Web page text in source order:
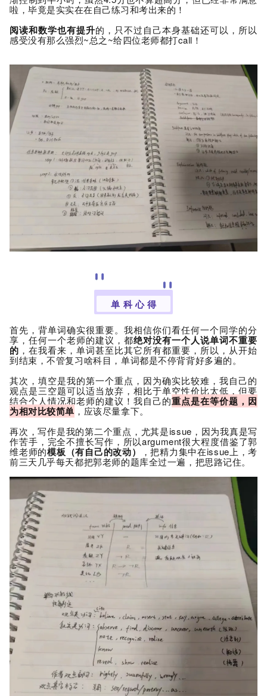
啦，毕竟是实实在在自己练习和考出来的！
阅读和数学也有提升的，只不过自己本身基础还可以，所以
感受没有那么强烈~总之~给四位老师都打call！
单 科 心 得
首先，背单词确实很重要。我相信你们看任何一个同学的分
享，任何一个老师的建议，都绝对没有一个人说单词不重要
的 ，在我看来，单词甚至比其它所有都重要，所以，从开始
到结束，不管复习啥科目，单词都是不停背背好多遍的。
其次，填空是我的第一个重点，因为确实比较难，我自己的
观点是三空题可以适当放弃，相比于单空性价比太低，但要
结合个人情况和老师的建议！我自己的重点是在等价题，因
为相对比较简单 ，应该尽量拿下。
再次，写作是我的第二个重点， 尤其是issue， 因为我真是写
作苦手，完全不擅长写作，所以argument很大程度借鉴了郭
维老师的模板（有自己的改动） ，把精力集中在issue上，考
前三天几乎每天都把郭老师的题库全过一遍，把思路记住。